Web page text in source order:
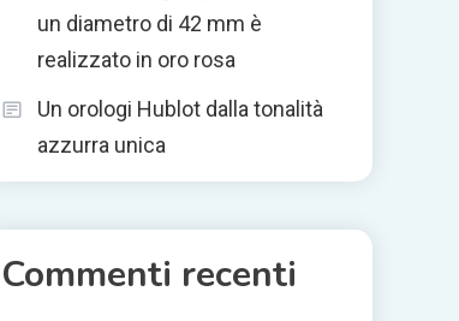
un diametro di 42 mm è
realizzato in oro rosa
Un orologi Hublot dalla tonalità
azzurra unica
Commenti recenti